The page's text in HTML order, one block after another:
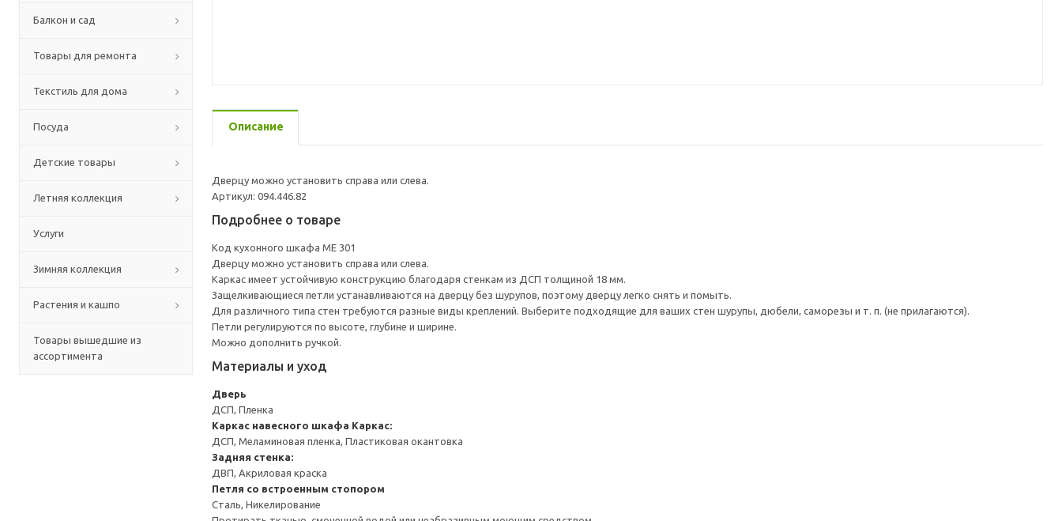
Балкон и сад
Товары для ремонта
Текстиль для дома
Посуда
Детские товары
Летняя коллекция
Услуги
Зимняя коллекция
Растения и кашпо
Товары вышедшие из
ассортимента
Описание
Дверцу можно установить справа или слева.
Артикул: 094.446.82
Подробнее о товаре
Код кухонного шкафа ME 301
Дверцу можно установить справа или слева.
Каркас имеет устойчивую конструкцию благодаря стенкам из ДСП толщиной 18 мм.
Защелкивающиеся петли устанавливаются на дверцу без шурупов, поэтому дверцу легко снять и помыть.
Для различного типа стен требуются разные виды креплений. Выберите подходящие для ваших стен шурупы, дюбели, саморезы и т. п. (не прилагаются).
Петли регулируются по высоте, глубине и ширине.
Можно дополнить ручкой.
Материалы и уход
Дверь
ДСП, Пленка
Каркас навесного шкафа Каркас:
ДСП, Меламиновая пленка, Пластиковая окантовка
Задняя стенка:
ДВП, Акриловая краска
Петля со встроенным стопором
Сталь, Никелирование